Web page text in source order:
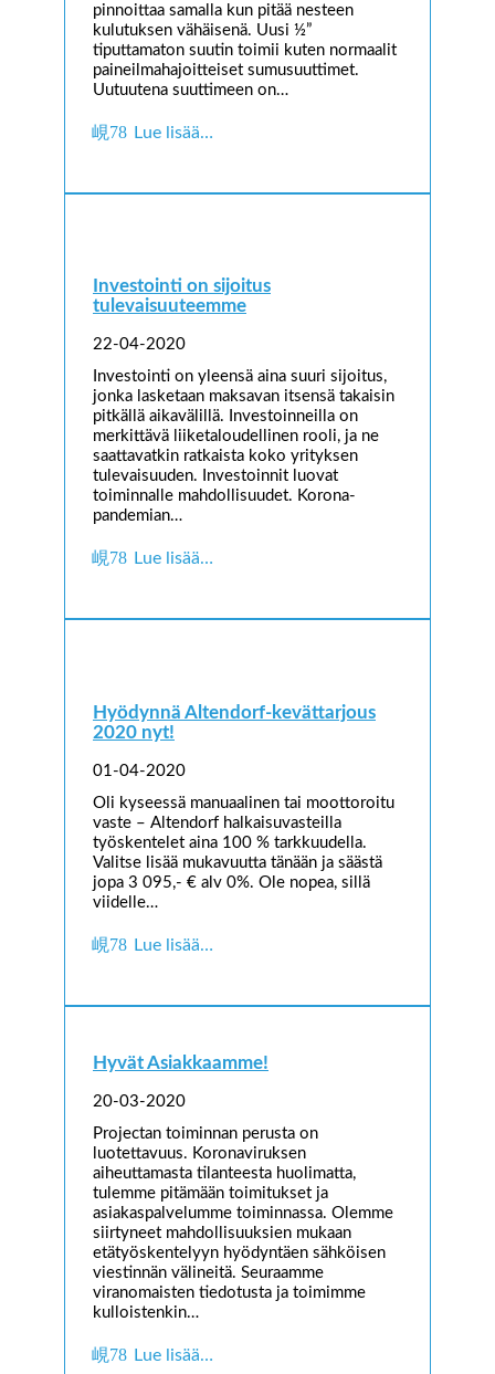
pinnoittaa samalla kun pitää nesteen
kulutuksen vähäisenä. Uusi ½”
tiputtamaton suutin toimii kuten normaalit
paineilmahajoitteiset sumusuuttimet.
Uutuutena suuttimeen on…
Lue lisää…
Investointi on sijoitus
tulevaisuuteemme
22-04-2020
Investointi on yleensä aina suuri sijoitus,
jonka lasketaan maksavan itsensä takaisin
pitkällä aikavälillä. Investoinneilla on
merkittävä liiketaloudellinen rooli, ja ne
saattavatkin ratkaista koko yrityksen
tulevaisuuden. Investoinnit luovat
toiminnalle mahdollisuudet. Korona-
pandemian…
Lue lisää…
Hyödynnä Altendorf-kevättarjous
2020 nyt!
01-04-2020
Oli kyseessä manuaalinen tai moottoroitu
vaste – Altendorf halkaisuvasteilla
työskentelet aina 100 % tarkkuudella.
Valitse lisää mukavuutta tänään ja säästä
jopa 3 095,- € alv 0%. Ole nopea, sillä
viidelle…
Lue lisää…
Hyvät Asiakkaamme!
20-03-2020
Projectan toiminnan perusta on
luotettavuus. Koronaviruksen
aiheuttamasta tilanteesta huolimatta,
tulemme pitämään toimitukset ja
asiakaspalvelumme toiminnassa. Olemme
siirtyneet mahdollisuuksien mukaan
etätyöskentelyyn hyödyntäen sähköisen
viestinnän välineitä. Seuraamme
viranomaisten tiedotusta ja toimimme
kulloistenkin…
Lue lisää…